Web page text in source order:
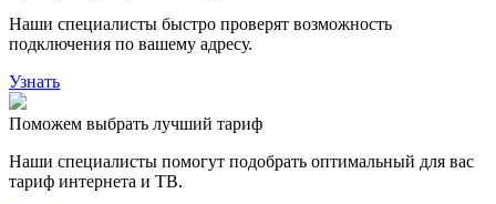
Наши специалисты быстро проверят возможность
подключения по вашему адресу.
Узнать
Поможем выбрать лучший тариф
Наши специалисты помогут подобрать оптимальный для вас
тариф интернета и ТВ.